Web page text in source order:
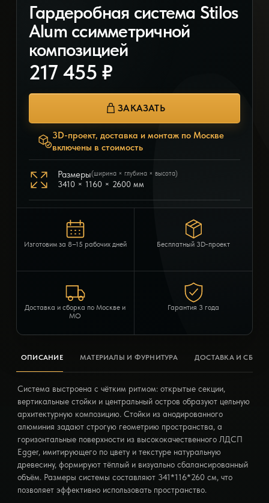
Гардеробная система Stilos
Alum ссимметричной
композицией
217 455 ₽
ЗАКАЗАТЬ
3D-проект, доставка и монтаж по Москве
включены в стоимость
Размеры(ширина × глубина × высота)
3410 × 1160 × 2600 мм
Изготовим за 8–15 рабочих дней Бесплатный 3D-проект
Доставка и сборка по Москве и
МО
Гарантия 3 года
ОПИСАНИЕ МАТЕРИАЛЫ И ФУРНИТУРА ДОСТАВКА И
Система выстроена с чётким ритмом: открытые секции,
вертикальные стойки и центральный остров образуют цельную
архитектурную композицию. Стойки из анодированного
алюминия задают строгую геометрию пространства, а
горизонтальные поверхности из высококачественного ЛДСП
Egger, имитирующего по цвету и текстуре натуральную
древесину, формируют тёплый и визуально сбалансированный
объём. Размеры системы составляют 341*116*260 см, что
позволяет эффективно использовать пространство.